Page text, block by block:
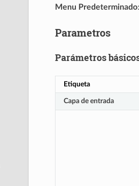
Menu Predeterminado:
Parametros
Parámetros
Etiqueta
Capa de entrada